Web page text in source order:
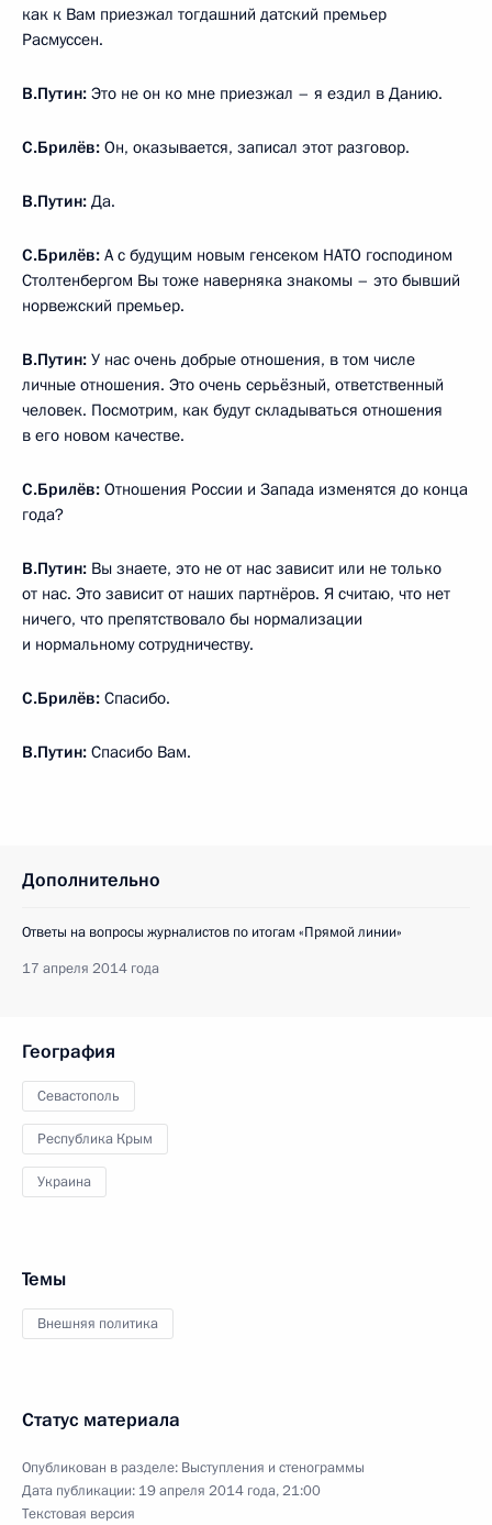
как к Вам приезжал тогдашний датский премьер
Расмуссен.
В.Путин: Это не он ко мне приезжал – я ездил в Данию.
С.Брилёв: Он, оказывается, записал этот разговор.
В.Путин: Да.
С.Брилёв: А с будущим новым генсеком НАТО господином
Столтенбергом Вы тоже наверняка знакомы – это бывший
норвежский премьер.
В.Путин: У нас очень добрые отношения, в том числе
личные отношения. Это очень серьёзный, ответственный
человек. Посмотрим, как будут складываться отношения
в его новом качестве.
С.Брилёв: Отношения России и Запада изменятся до конца
года?
В.Путин: Вы знаете, это не от нас зависит или не только
от нас. Это зависит от наших партнёров. Я считаю, что нет
ничего, что препятствовало бы нормализации
и нормальному сотрудничеству.
С.Брилёв: Спасибо.
В.Путин: Спасибо Вам.
Дополнительно
Ответы на вопросы журналистов по итогам «Прямой линии»
17 апреля 2014 года
География
Севастополь
Республика Крым
Украина
Темы
Внешняя политика
Статус материала
Опубликован в разделе: Выступления и стенограммы
Дата публикации: 19 апреля 2014 года, 21:00
Текстовая версия